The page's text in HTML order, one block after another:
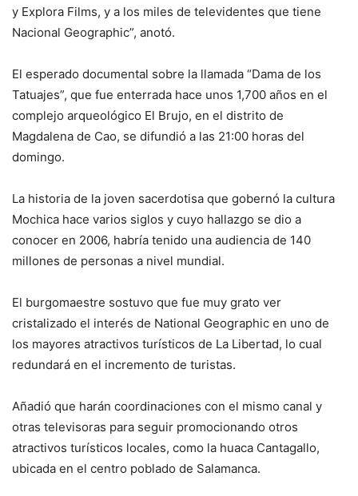
y Explora Films, y a los miles de televidentes que tiene
Nacional Geographic”, anotó.
El esperado documental sobre la llamada “Dama de los
Tatuajes”, que fue enterrada hace unos 1,700 años en el
complejo arqueológico El Brujo, en el distrito de
Magdalena de Cao, se difundió a las 21:00 horas del
domingo.
La historia de la joven sacerdotisa que gobernó la cultura
Mochica hace varios siglos y cuyo hallazgo se dio a
conocer en 2006, habría tenido una audiencia de 140
millones de personas a nivel mundial.
El burgomaestre sostuvo que fue muy grato ver
cristalizado el interés de National Geographic en uno de
los mayores atractivos turísticos de La Libertad, lo cual
redundará en el incremento de turistas.
Añadió que harán coordinaciones con el mismo canal y
otras televisoras para seguir promocionando otros
atractivos turísticos locales, como la huaca Cantagallo,
ubicada en el centro poblado de Salamanca.